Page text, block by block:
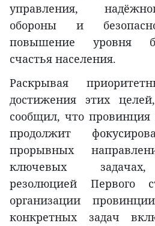
управления,
обороны и
повышение уровня
счастья населения.
Раскрывая
достижения этих
сообщил, что провинция
продолжит
прорывных
ключевых задачах,
резолюцией Первого
организации
конкретных задач